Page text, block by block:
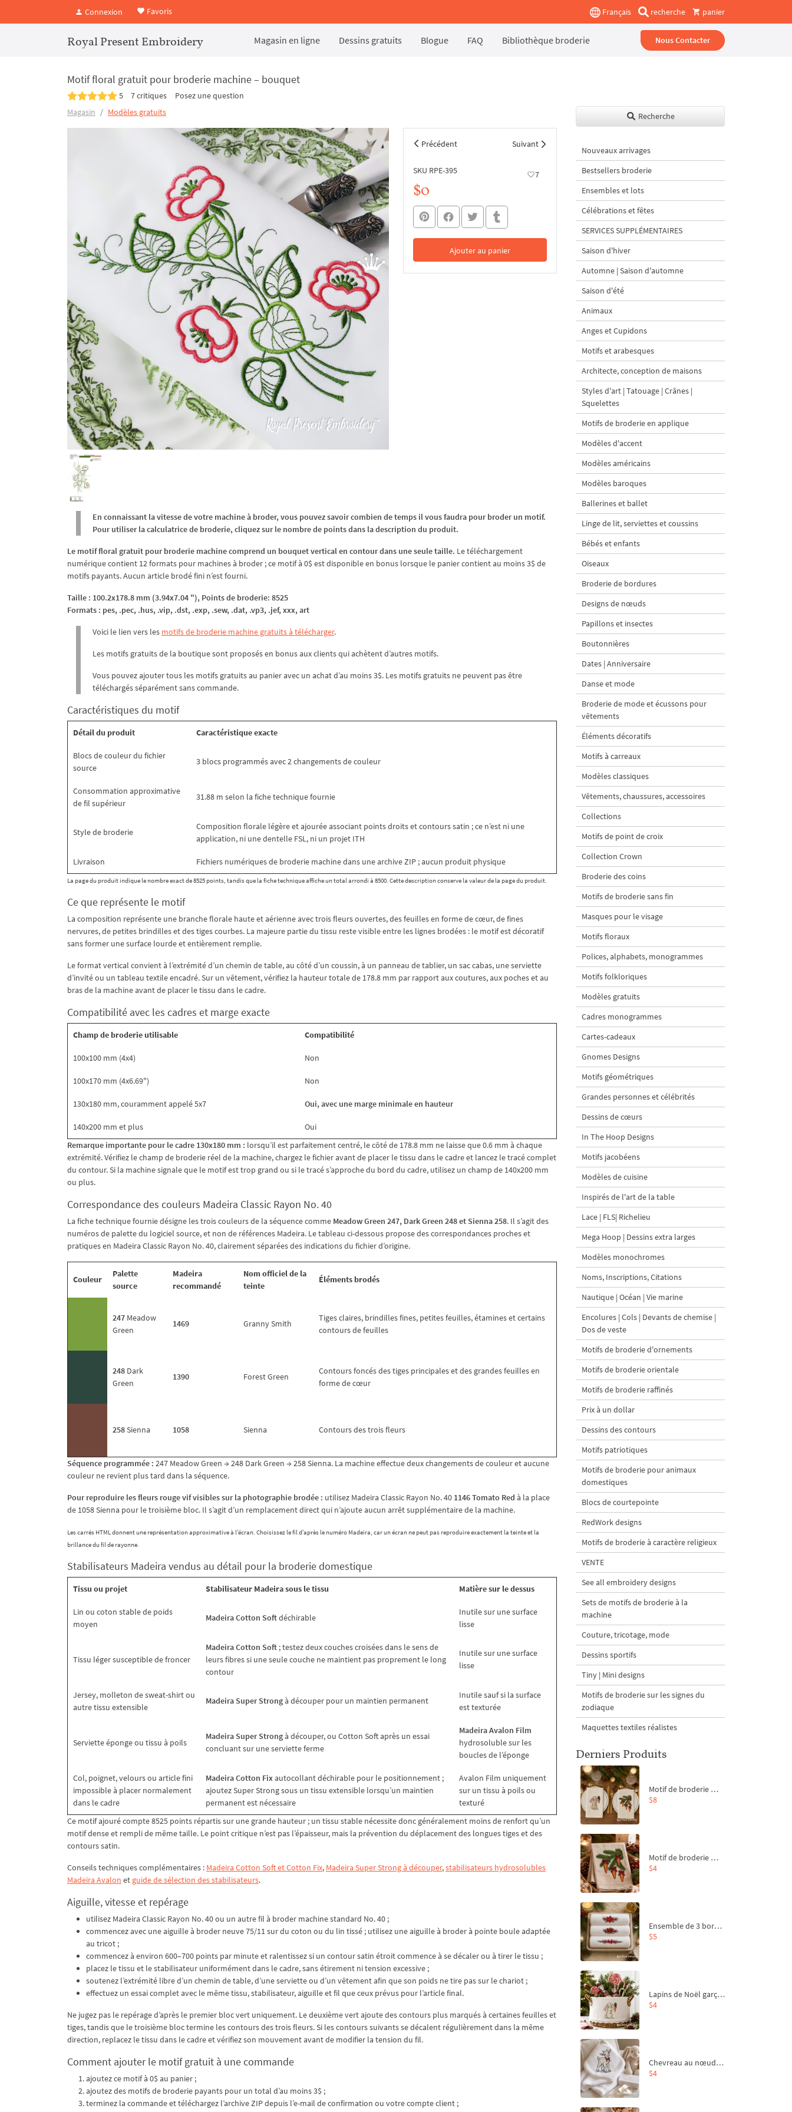
Connexion Favoris Français recherche panier
Royal Present Embroidery Magasin en ligne Dessins gratuits Blogue FAQ Bibliothèque broderie Nous Contacter
Motif floral gratuit pour broderie machine – bouquet
5 7 critiques
Posez une question
Magasin
Modèles gratuits
Précédent Suivant
SKU RPE-395 7
$0
Ajouter au panier
Dans le panier
En connaissant la vitesse de votre machine à broder, vous pouvez savoir combien de temps il vous faudra pour broder un motif.
Pour utiliser la calculatrice de broderie, cliquez sur le nombre de points dans la description du produit.
Le motif floral gratuit pour broderie machine comprend un bouquet vertical en contour dans une seule taille. Le téléchargement
numérique contient 12 formats pour machines à broder ; ce motif à 0$ est disponible en bonus lorsque le panier contient au moins 3$ de
motifs payants. Aucun article brodé fini n’est fourni.
Taille : 100.2x178.8 mm (3.94x7.04 "), Points de broderie: 8525
Formats : pes, .pec, .hus, .vip, .dst, .exp, .sew, .dat, .vp3, .jef, xxx, art
Voici le lien vers les motifs de broderie machine gratuits à télécharger.
Les motifs gratuits de la boutique sont proposés en bonus aux clients qui achètent d’autres motifs.
Vous pouvez ajouter tous les motifs gratuits au panier avec un achat d’au moins 3$. Les motifs gratuits ne peuvent pas être
téléchargés séparément sans commande.
Caractéristiques du motif
Détail du produit Caractéristique exacte
Blocs de couleur du fichier
source
3 blocs programmés avec 2 changements de couleur
Consommation approximative
de fil supérieur
31.88 m selon la fiche technique fournie
Style de broderie
Composition florale légère et ajourée associant points droits et contours satin ; ce n’est ni une
application, ni une dentelle FSL, ni un projet ITH
Livraison Fichiers numériques de broderie machine dans une archive ZIP ; aucun produit physique
La page du produit indique le nombre exact de 8525 points, tandis que la fiche technique affiche un total arrondi à 8500. Cette description conserve la valeur de la page du produit.
Ce que représente le motif
La composition représente une branche florale haute et aérienne avec trois fleurs ouvertes, des feuilles en forme de cœur, de fines
nervures, de petites brindilles et des tiges courbes. La majeure partie du tissu reste visible entre les lignes brodées : le motif est décoratif
sans former une surface lourde et entièrement remplie.
Le format vertical convient à l’extrémité d’un chemin de table, au côté d’un coussin, à un panneau de tablier, un sac cabas, une serviette
d’invité ou un tableau textile encadré. Sur un vêtement, vérifiez la hauteur totale de 178.8 mm par rapport aux coutures, aux poches et au
bras de la machine avant de placer le tissu dans le cadre.
Compatibilité avec les cadres et marge exacte
Champ de broderie utilisable Compatibilité
100x100 mm (4x4) Non
100x170 mm (4x6.69") Non
130x180 mm, couramment appelé 5x7 Oui, avec une marge minimale en hauteur
140x200 mm et plus
Oui
Remarque importante pour le cadre 130x180 mm : lorsqu’il est parfaitement centré, le côté de 178.8 mm ne laisse que 0.6 mm à chaque
extrémité. Vérifiez le champ de broderie réel de la machine, chargez le fichier avant de placer le tissu dans le cadre et lancez le tracé complet
du contour. Si la machine signale que le motif est trop grand ou si le tracé s’approche du bord du cadre, utilisez un champ de 140x200 mm
ou plus.
Correspondance des couleurs Madeira Classic Rayon No. 40
La fiche technique fournie désigne les trois couleurs de la séquence comme Meadow Green 247, Dark Green 248 et Sienna 258. Il s’agit des
numéros de palette du logiciel source, et non de références Madeira. Le tableau ci-dessous propose des correspondances proches et
pratiques en Madeira Classic Rayon No. 40, clairement séparées des indications du fichier d’origine.
Couleur
Palette
source
Madeira
recommandé
Nom officiel de la
teinte
Éléments brodés
247 Meadow
Green
1469 Granny Smith
Tiges claires, brindilles fines, petites feuilles, étamines et certains
contours de feuilles
248 Dark
Green
1390 Forest Green
Contours foncés des tiges principales et des grandes feuilles en
forme de cœur
258Sienna 1058 Sienna Contours des trois fleurs
Séquence programmée : 247 Meadow Green → 248 Dark Green → 258 Sienna. La machine effectue deux changements de couleur et aucune
couleur ne revient plus tard dans la séquence.
Pour reproduire les fleurs rouge vif visibles sur la photographie brodée : utilisez Madeira Classic Rayon No. 40 1146 Tomato Red à la place
de 1058 Sienna pour le troisième bloc. Il s’agit d’un remplacement direct qui n’ajoute aucun arrêt supplémentaire de la machine.
Les carrés HTML donnent une représentation approximative à l’écran. Choisissez le fil d’après le numéro Madeira, car un écran ne peut pas reproduire exactement la teinte et la
brillance du fil de rayonne.
Stabilisateurs Madeira vendus au détail pour la broderie domestique
Tissu ou projet Stabilisateur Madeira sous le tissu Matière sur le dessus
Lin ou coton stable de poids
moyen
Madeira Cotton Softdéchirable
Inutile sur une surface
lisse
Tissu léger susceptible de froncer
Madeira Cotton Soft ; testez deux couches croisées dans le sens de
leurs fibres si une seule couche ne maintient pas proprement le long
contour
Inutile sur une surface
lisse
Jersey, molleton de sweat-shirt ou
autre tissu extensible
Madeira Super Strongà découper pour un maintien permanent
Inutile sauf si la surface
est texturée
Serviette éponge ou tissu à poils
Madeira Super Strongà découper, ou Cotton Soft après un essai
concluant sur une serviette ferme
Madeira Avalon Film
hydrosoluble sur les
boucles de l’éponge
Col, poignet, velours ou article fini
impossible à placer normalement
dans le cadre
Madeira Cotton Fixautocollant déchirable pour le positionnement ;
ajoutez Super Strong sous un tissu extensible lorsqu’un maintien
permanent est nécessaire
Avalon Film uniquement
sur un tissu à poils ou
texturé
Ce motif ajouré compte 8525 points répartis sur une grande hauteur ; un tissu stable nécessite donc généralement moins de renfort qu’un
motif dense et rempli de même taille. Le point critique n’est pas l’épaisseur, mais la prévention du déplacement des longues tiges et des
contours satin.
Conseils techniques complémentaires : Madeira Cotton Soft et Cotton Fix, Madeira Super Strong à découper,stabilisateurs hydrosolubles
Madeira Avalon et guide de sélection des stabilisateurs.
Aiguille, vitesse et repérage
utilisez Madeira Classic Rayon No. 40 ou un autre fil à broder machine standard No. 40 ;
commencez avec une aiguille à broder neuve 75/11 sur du coton ou du lin tissé ; utilisez une aiguille à broder à pointe boule adaptée
au tricot ;
commencez à environ 600–700 points par minute et ralentissez si un contour satin étroit commence à se décaler ou à tirer le tissu ;
placez le tissu et le stabilisateur uniformément dans le cadre, sans étirement ni tension excessive ;
soutenez l’extrémité libre d’un chemin de table, d’une serviette ou d’un vêtement afin que son poids ne tire pas sur le chariot ;
effectuez un essai complet avec le même tissu, stabilisateur, aiguille et fil que ceux prévus pour l’article final.
Ne jugez pas le repérage d’après le premier bloc vert uniquement. Le deuxième vert ajoute des contours plus marqués à certaines feuilles et
tiges, tandis que le troisième bloc termine les contours des trois fleurs. Si les contours suivants se décalent régulièrement dans la même
direction, replacez le tissu dans le cadre et vérifiez son mouvement avant de modifier la tension du fil.
Comment ajouter le motif gratuit à une commande
ajoutez ce motif à 0$ au panier ;
ajoutez des motifs de broderie payants pour un total d’au moins 3$ ;
terminez la commande et téléchargez l’archive ZIP depuis l’e-mail de confirmation ou votre compte client ;
Recherche
Nouveaux arrivages
Bestsellers broderie
Ensembles et lots
Célébrations et fêtes
SERVICES SUPPLÉMENTAIRES
Saison d'hiver
Automne | Saison d'automne
Saison d'été
Animaux
Anges et Cupidons
Motifs et arabesques
Architecte, conception de maisons
Styles d'art | Tatouage | Crânes |
Squelettes
Motifs de broderie en applique
Modèles d'accent
Modèles américains
Modèles baroques
Ballerines et ballet
Linge de lit, serviettes et coussins
Bébés et enfants
Oiseaux
Broderie de bordures
Designs de nœuds
Papillons et insectes
Boutonnières
Dates | Anniversaire
Danse et mode
Broderie de mode et écussons pour
vêtements
Éléments décoratifs
Motifs à carreaux
Modèles classiques
Vêtements, chaussures, accessoires
Collections
Motifs de point de croix
Collection Crown
Broderie des coins
Motifs de broderie sans fin
Masques pour le visage
Motifs floraux
Polices, alphabets, monogrammes
Motifs folkloriques
Modèles gratuits
Cadres monogrammes
Cartes-cadeaux
Gnomes Designs
Motifs géométriques
Grandes personnes et célébrités
Dessins de cœurs
In The Hoop Designs
Motifs jacobéens
Modèles de cuisine
Inspirés de l'art de la table
Lace | FLS| Richelieu
Mega Hoop | Dessins extra larges
Modèles monochromes
Noms, Inscriptions, Citations
Nautique | Océan | Vie marine
Encolures | Cols | Devants de chemise |
Dos de veste
Motifs de broderie d'ornements
Motifs de broderie orientale
Motifs de broderie raffinés
Prix à un dollar
Dessins des contours
Motifs patriotiques
Motifs de broderie pour animaux
domestiques
Blocs de courtepointe
RedWork designs
Motifs de broderie à caractère religieux
VENTE
See all embroidery designs
Sets de motifs de broderie à la
machine
Couture, tricotage, mode
Dessins sportifs
Tiny | Mini designs
Motifs de broderie sur les signes du
zodiaque
Maquettes textiles réalistes
Derniers Produits
Motif de broderie machine Branche de sapin et carottes - 4 tailles
$8
Motif de broderie machine Branche de sapin et carottes - 4 tailles
$4
Ensemble de 3 bordures de Noël pour broderie machine
$5
Lapins de Noël garçon et fille - 4 tailles
$4
Chevreau au nœud rouge – broderie machine, 4 tailles
$4